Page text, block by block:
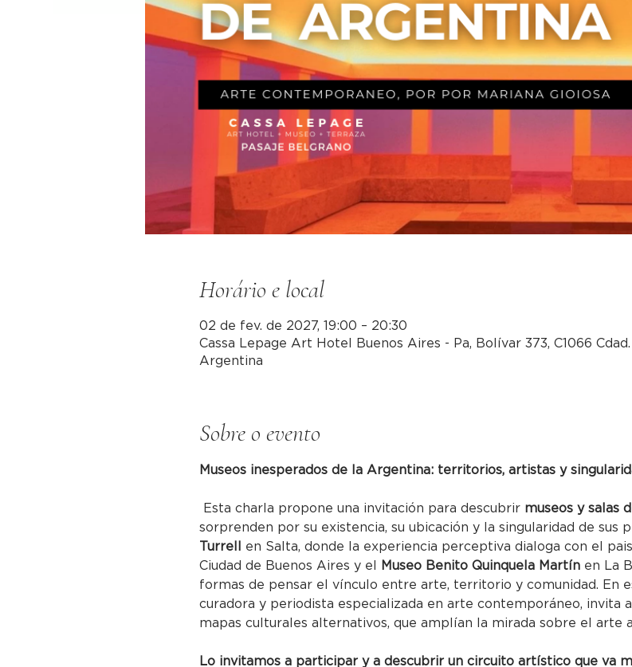
Horário e local
02 de fev. de 2027, 19:00 – 20:30
Cassa Lepage Art Hotel Buenos Aires - Pa, Bolívar 373, C1066
Argentina
Sobre o evento
Museos inesperados de la Argentina: territorios, artistas y
Esta charla propone una invitación para descubrir museos y salas
sorprenden por su existencia, su ubicación y la singularidad de sus
Turrell
en Salta, donde la experiencia perceptiva dialoga con el
Ciudad de Buenos Aires y el
Museo Benito Quinquela Martín en La
formas de pensar el vínculo entre arte, territorio y comunidad. En
curadora y periodista especializada en arte contemporáneo, invita
mapas culturales alternativos, que amplían la mirada sobre el arte
Lo invitamos a participar y a descubrir un circuito artístico que va